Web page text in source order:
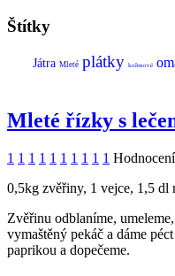
Štítky
Játra Mleté plátky kořenové
Mleté řízky s
1 1 1 1 1 1 1 1 1 1
0,5kg zvěřiny, 1 vejce, 1,5 dl
Zvěřinu odblaníme,
vymaštěný pekáč a dáme
paprikou a dopečeme.